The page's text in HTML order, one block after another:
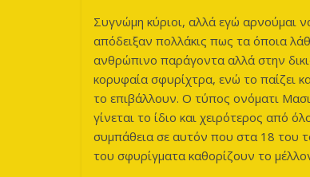
Συγνώμη κύριοι, αλλά εγώ αρνούμαι
απόδειξαν πολλάκις πως τα όποια
ανθρώπινο παράγοντα αλλά στην
κορυφαία σφυρίχτρα, ενώ το παίζει
το επιβάλλουν. Ο τύπος ονόματι
γίνεται το ίδιο και χειρότερος από
συμπάθεια σε αυτόν που στα 18 του
του σφυρίγματα καθορίζουν το